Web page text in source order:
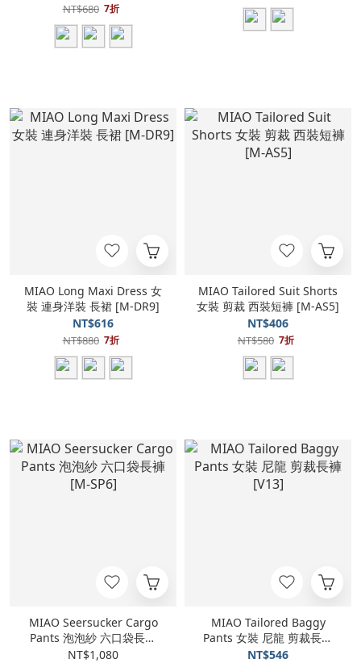
NT$680 7折
MIAO Long Maxi Dress 女
裝 連身洋裝 長裙 [M-DR9]
NT$616
NT$880 7折
MIAO Tailored Suit Shorts
女裝 剪裁 西裝短褲 [M-AS5]
NT$406
NT$580 7折
MIAO Seersucker Cargo
Pants 泡泡紗 六口袋長褲
[M-SP6]
NT$1,080
MIAO Tailored Baggy
Pants 女裝 尼龍 剪裁長褲
[V13]
NT$546